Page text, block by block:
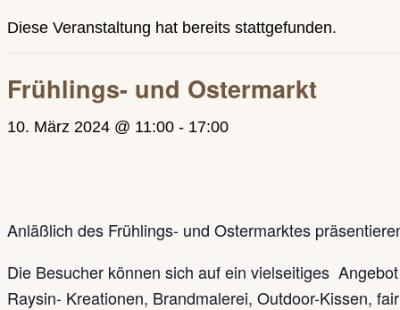
Diese Veranstaltung hat bereits stattgefunden.
Frühlings- und Ostermarkt
10. März 2024 @ 11:00 - 17:00
Anläßlich des Frühlings- und Ostermarktes
Die Besucher können sich auf ein vielseitiges
Raysin- Kreationen, Brandmalerei, Outdoor-Kissen,